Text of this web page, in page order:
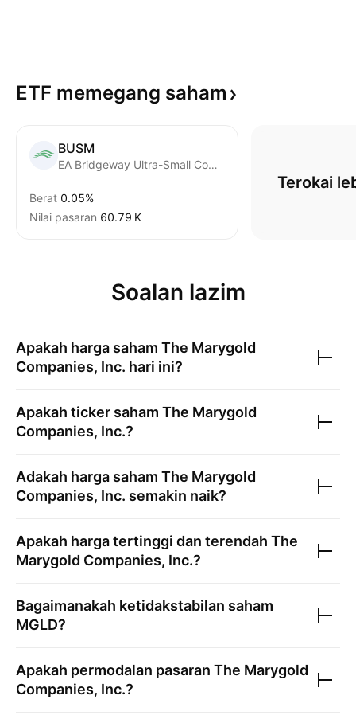
ETF memegang saham
BUSM
EA Bridgeway Ultra-Small Company Market ETF
Berat 0.05%
Nilai pasaran ‪60.79 K‬
Terokai
Soalan lazim
Apakah harga saham The Marygold
Companies, Inc. hari ini?
Apakah ticker saham The Marygold
Companies, Inc.?
Adakah harga saham The Marygold
Companies, Inc. semakin naik?
Apakah harga tertinggi dan terendah The
Marygold Companies, Inc.?
Bagaimanakah ketidakstabilan saham
MGLD?
Apakah permodalan pasaran The Marygold
Companies, Inc.?